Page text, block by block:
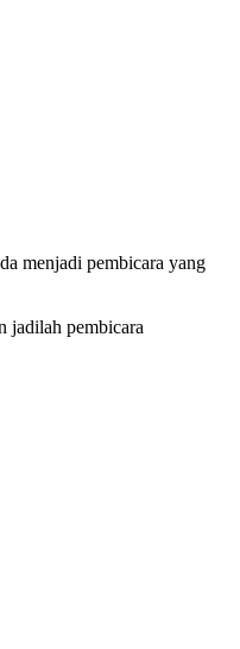
menjadi pembicara yang
jadilah pembicara